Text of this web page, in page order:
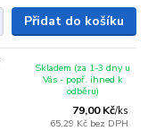
Přidat do košíku
79,00 Kč/ks
65,29 Kč bez DPH
Skladem (za 1-3 dny u
Vás - popř. ihned k
odběru)